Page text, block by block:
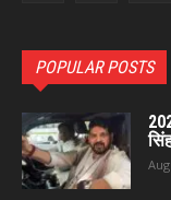
POPULAR POSTS